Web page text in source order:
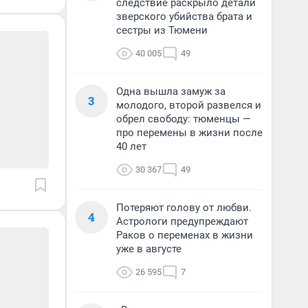
следствие раскрыло детали
зверского убийства брата и
сестры из Тюмени
40 005 49
3
Одна вышла замуж за
молодого, второй развелся и
обрел свободу: тюменцы —
про перемены в жизни после
40 лет
30 367 49
4
Потеряют голову от любви.
Астрологи предупреждают
Раков о переменах в жизни
уже в августе
26 595 7